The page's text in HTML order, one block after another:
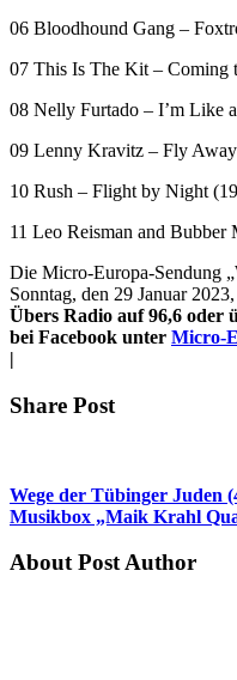
06 Bloodhound Gang –
07 This Is The Kit – Coming
08 Nelly Furtado – I’m Like
09 Lenny Kravitz – Fly
10 Rush ­– Flight by Night
11 Leo Reisman and
Die Micro-Europa-Sendung
Sonntag, den 29 Januar 2023,
Übers Radio auf 96,6 oder
bei Facebook unter Micro-
|
Share Post
Wege der Tübinger Juden
Musikbox „Maik Krahl
About Post Author